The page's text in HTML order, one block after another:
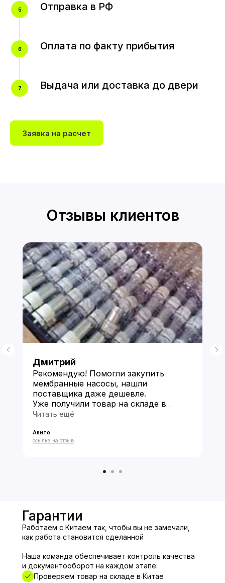
Отправка в РФ
Оплата по факту прибытия
Выдача или доставка до двери
Заявка на расчет
Отзывы клиентов
Дмитрий
Рекомендую! Помогли закупить
мембранные насосы, нашли
поставщика даже дешевле.
Уже получили товар на складе в
Китае и прислали фото по моей
★★★★★
Читать ещё
Авито
ссылка на отзыв
Гарантии
Работаем с Китаем так, чтобы вы не замечали,
как работа становится сделанной
Наша команда обеспечивает контроль качества
и документооборот на каждом этапе:
Проверяем товар на складе в Китае